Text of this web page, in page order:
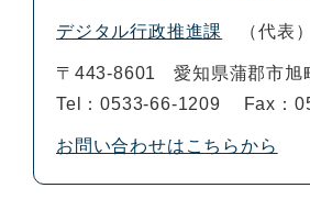
デジタル行政推進課 代表
〒443-8601
愛知県蒲郡市旭
Tel：0533-66-1209
Fax：
お問い合わせはこちらから